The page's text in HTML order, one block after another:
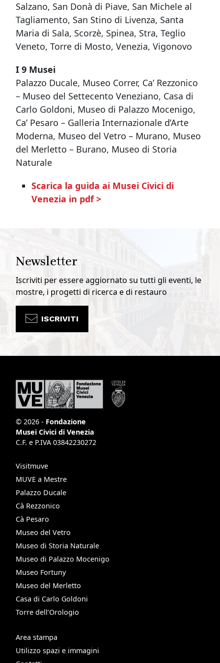
Salzano, San Donà di Piave, San Michele al
Tagliamento, San Stino di Livenza, Santa
Maria di Sala, Scorzè, Spinea, Stra, Teglio
Veneto, Torre di Mosto, Venezia, Vigonovo
I 9 Musei
Palazzo Ducale, Museo Correr, Ca’ Rezzonico
– Museo del Settecento Veneziano, Casa di
Carlo Goldoni, Museo di Palazzo Mocenigo,
Ca’ Pesaro – Galleria Internazionale d’Arte
Moderna, Museo del Vetro – Murano, Museo
del Merletto – Burano, Museo di Storia
Naturale
Scarica la guida ai Musei Civici di
Venezia in pdf >
Newsletter
Iscriviti per essere aggiornato su tutti gli eventi, le
mostre, i progetti di ricerca e di restauro
ISCRIVITI
© 2026 - Fondazione
Musei Civici di Venezia
C.F. e P.IVA 03842230272
Visitmuve
MUVE a Mestre
Palazzo Ducale
Cà Rezzonico
Cà Pesaro
Museo del Vetro
Museo di Storia Naturale
Museo di Palazzo Mocenigo
Museo Fortuny
Museo del Merletto
Casa di Carlo Goldoni
Torre dell’Orologio
Area stampa
Utilizzo spazi e immagini